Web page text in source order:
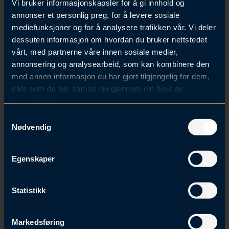
Vi bruker informasjonskapsler for å gi innhold og
annonser et personlig preg, for å levere sosiale
mediefunksjoner og for å analysere trafikken vår. Vi deler
dessuten informasjon om hvordan du bruker nettstedet
vårt, med partnerne våre innen sosiale medier,
annonsering og analysearbeid, som kan kombinere den
med annen informasjon du har gjort tilgjengelig for dem,
eller som de har samlet inn gjennom din bruk av
Nødvendig
Egenskaper
Statistikk
Markedsføring
på 25 millioner kroner. Det er derfor grunn til å
forvente tilsvarende størrelser på fremtidige
overtredelsesgebyr fra Forbrukertilsynet.
Hva bør du gjøre nå?
salgsmarkedsføring å gjennomgå følgende:
deres for å kontrollere at dere har på
Gjennomgå kampanjestrukturen og gjør
og hvilke konsekvenser dette får for